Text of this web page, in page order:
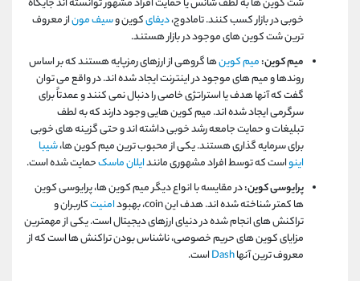
شت کوین ها به لطف شانس یا حمایت افراد مشهور توانسته اند جایگاه
خوبی در بازار کسب کنند. تامادوج،دیفایکوین وسیف موناز معروف
ترین شت کوین های موجود در بازار هستند.
میم کوین:میم کوینها گروهی از ارزهای رمزپایه هستند که بر اساس
روندها و میم های موجود در اینترنت ایجاد شده اند. در واقع می توان
گفت که آنها هدف یا استراتژی خاصی را دنبال نمی کنند و عمدتاً برای
سرگرمی ایجاد شده اند. میم کوین هایی وجود دارند که به لطف
تبلیغات و حمایت جامعه رشد خوبی داشته اند و حتی گزینه های خوبی
برای سرمایه گذاری هستند. یکی از محبوب ترین میم کوین ها،شیبا
اینواست که توسط افراد مشهوری مانندایلان ماسکحمایت شده است.
پرایوسی کوین:در مقایسه با انواع دیگر میم کوین ها، پرایوسی کوین
ها کمتر شناخته شده اند. هدف این coin، بهبود
امنیتکاربران و
تراکنش های انجام شده در دنیای ارزهای دیجیتال است. یکی از مهمترین
مزایای کوین های حریم خصوصی، ناشناس بودن تراکنش ها است که از
معروف ترین آنهاDashاست.